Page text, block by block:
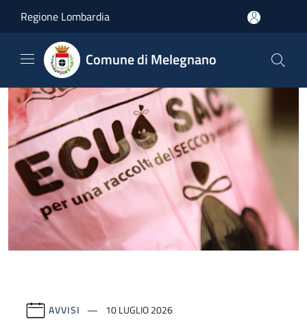
Regione Lombardia
Comune di Melegnano
AVVISI 10 LUGLIO 2026